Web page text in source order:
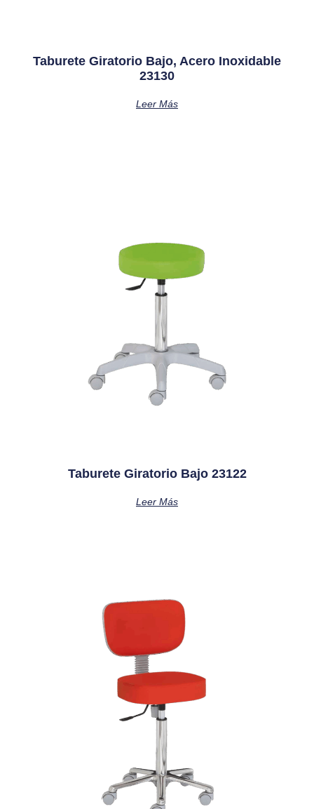
Taburete Giratorio Bajo, Acero Inoxidable
23130
Leer Más
Taburete Giratorio Bajo 23122
Leer Más